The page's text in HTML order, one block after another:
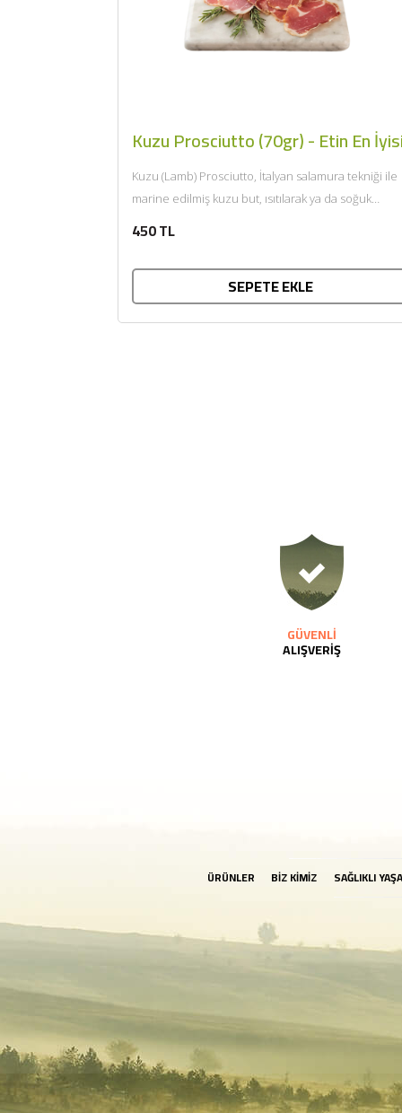
Kuzu Prosciutto (70gr) - Etin En İyisi
Kuzu (Lamb) Prosciutto, İtalyan salamura tekniği ile
marine edilmiş kuzu but, ısıtılarak ya da soğuk
450 TL
SEPETE EKLE
GÜVENLİ
ALIŞVERİŞ
ÜRÜNLER BİZ KİMİZ SAĞLIKLI